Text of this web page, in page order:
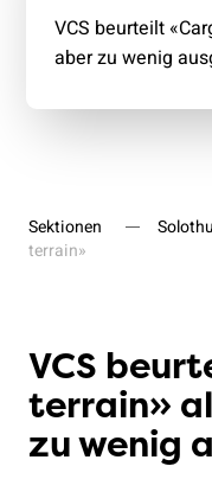
VCS beurteilt
aber zu wenig
Sektionen
terrain»
VCS
terrain»
zu wenig